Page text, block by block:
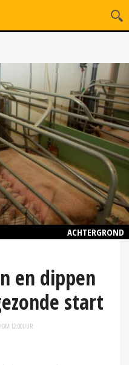
ACHTERGROND
en dippen
start
OM 12:00UUR